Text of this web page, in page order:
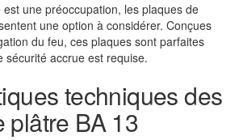
une préoccupation, les plaques de
une option à considérer. Conçues
du feu, ces plaques sont parfaites
sécurité accrue est requise.
techniques des
plâtre BA 13